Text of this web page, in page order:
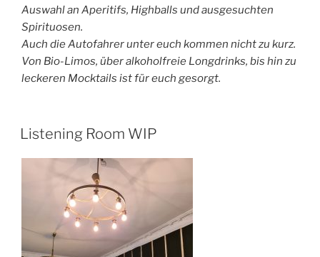
Auswahl an Aperitifs, Highballs und ausgesuchten
Spirituosen.
Auch die Autofahrer unter euch kommen nicht zu kurz.
Von Bio-Limos, über alkoholfreie Longdrinks, bis hin zu
leckeren Mocktails ist für euch gesorgt.
Listening Room WIP